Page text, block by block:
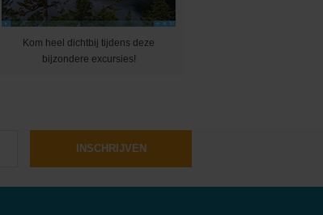
Kom heel dichtbij tijdens deze
bijzondere excursies!
INSCHRIJVEN